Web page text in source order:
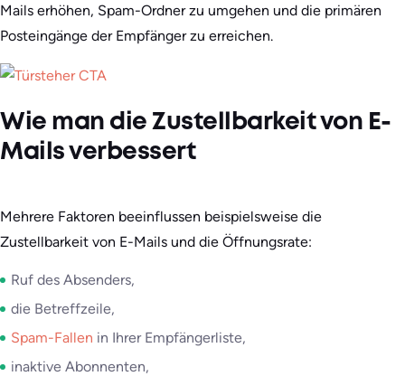
Mails erhöhen, Spam-Ordner zu umgehen und die primären
Posteingänge der Empfänger zu erreichen.
Wie man die Zustellbarkeit von E-
Mails verbessert
Mehrere Faktoren beeinflussen beispielsweise die
Zustellbarkeit von E-Mails und die Öffnungsrate:
Ruf des Absenders,
die Betreffzeile,
Spam-Fallen in Ihrer Empfängerliste,
inaktive Abonnenten,